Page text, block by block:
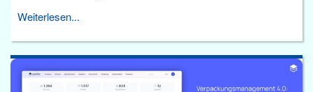
Weiterlesen...